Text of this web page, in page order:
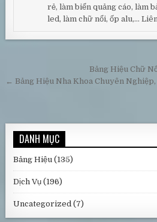
rẻ, làm biển quảng cáo, làm
led, làm chữ nổi, ốp alu,...
Điều hướng bài viết
Bảng Hiệu Chữ
← Bảng Hiệu Nha Khoa Chuyên Nghiệp,
DANH MỤC
Bảng Hiệu (135)
Dịch Vụ (196)
Uncategorized (7)